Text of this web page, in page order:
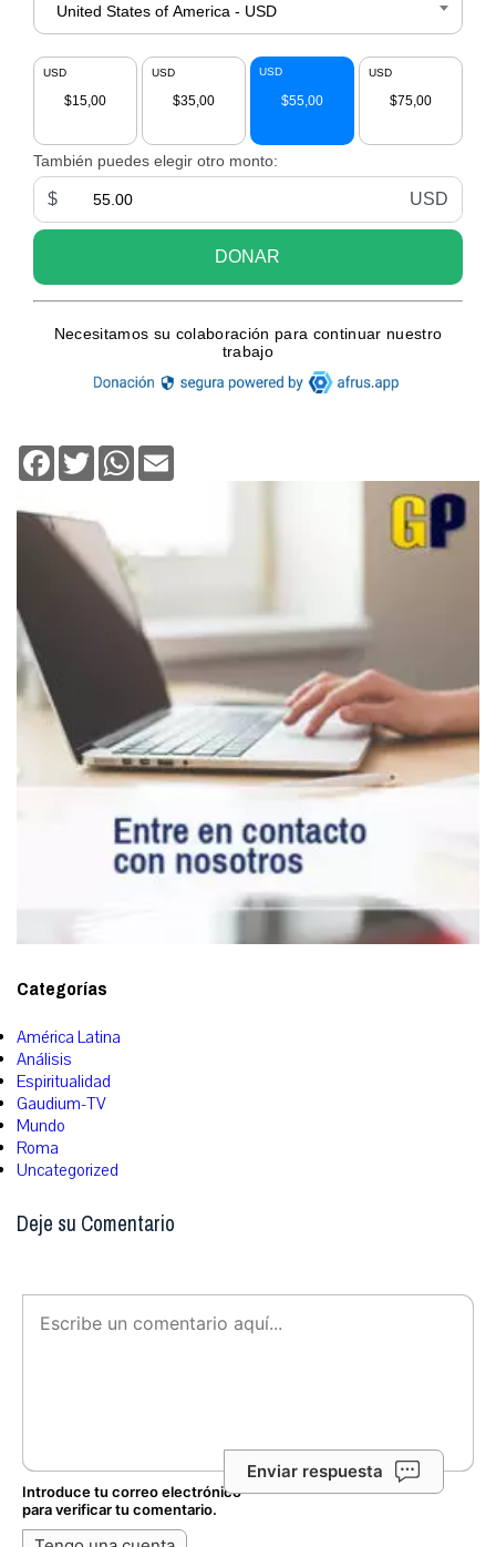
Facebook
TwitterWhatsApp
Categorías
América Latina
Análisis
Espiritualidad
Gaudium-TV
Mundo
Roma
Uncategorized
Deje su Comentario
Enviar respuesta
Introduce tu correo electrónico
para verificar tu comentario.